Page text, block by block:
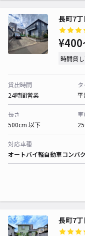
長町7
¥400
時間貸
貸出時間
24時間営業
平
長さ
500cm 以下
対応車種
オートバイ軽自動車コンパ
長町7